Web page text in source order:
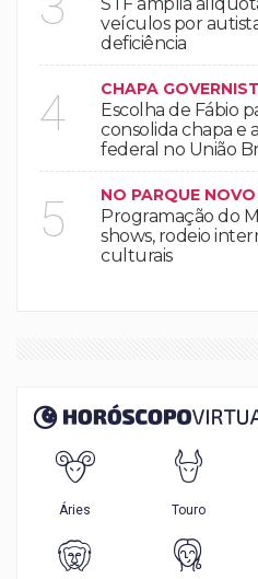
veículos por
deficiência
4 CHAPA
Escolha de Fábio
consolida chapa e
federal no União
5 NO PARQUE
Programação do
shows, rodeio
culturais